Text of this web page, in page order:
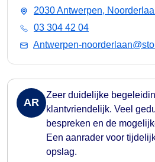
2030 Antwerpen,
03 304 42 04
Antwerpen-
AR
Zeer duidelijke
klantvriendelijk. Veel
bespreken en de
Een aanrader voor
opslag.